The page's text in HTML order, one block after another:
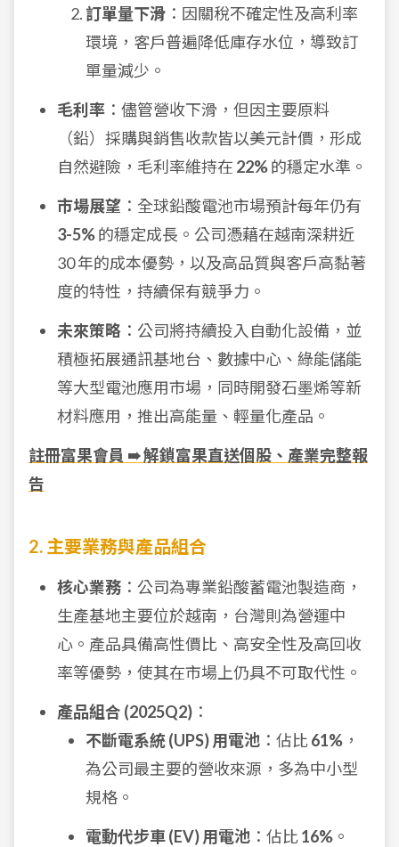
訂單量下滑 ：因關稅不確定性及高利率
環境，客戶普遍降低庫存水位，導致訂
單量減少。
毛利率 ：儘管營收下滑，但因主要原料
（鉛）採購與銷售收款皆以美元計價，形成
自然避險，毛利率維持在 22%的穩定水準。
市場展望 ：全球鉛酸電池市場預計每年仍有
3-5%的穩定成長。公司憑藉在越南深耕近
30 年的成本優勢，以及高品質與客戶高黏著
度的特性，持續保有競爭力。
未來策略 ：公司將持續投入自動化設備，並
積極拓展通訊基地台、數據中心、綠能儲能
等大型電池應用市場，同時開發石墨烯等新
材料應用，推出高能量、輕量化產品。
註冊富果會員 ➠ 解鎖富果直送個股、產業完整報
告
2. 主要業務與產品組合
核心業務 ：公司為專業鉛酸蓄電池製造商，
生產基地主要位於越南，台灣則為營運中
心。產品具備高性價比、高安全性及高回收
率等優勢，使其在市場上仍具不可取代性。
產品組合 (2025Q2) ：
不斷電系統 (UPS) 用電池 ：佔比61% ，
為公司最主要的營收來源，多為中小型
規格。
電動代步車 (EV) 用電池 ：佔比16% 。